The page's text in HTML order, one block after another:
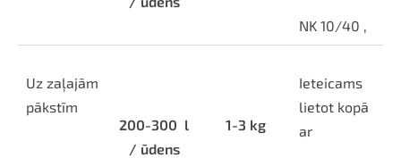
NK 10/40 ,
Uz zaļajām
pākstīm
200-300 l
/ ūdens
1-3 kg
Ieteicams
lietot kopā
ar